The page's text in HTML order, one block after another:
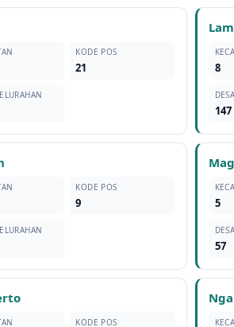
KODE POS
21 8
147
KODE POS
9 5
57
KODE POS